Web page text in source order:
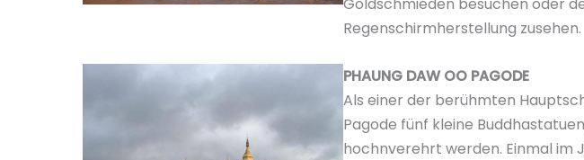
Goldschmieden besuchen oder
Regenschirmherstellung zusehen.
PHAUNG DAW OO PAGODE
Als einer der berühmten
Pagode fünf kleine
hochnverehrt werden. Einmal im